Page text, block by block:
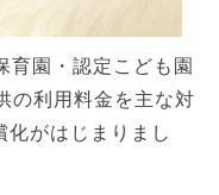
育園・認定こども園
の利用料金を主な対
化がはじまりまし